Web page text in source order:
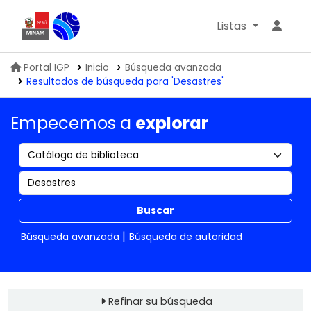
Biblioteca IGP
Listas
Portal IGP Inicio
Búsqueda avanzada
Resultados de búsqueda para 'Desastres'
Empecemos a explorar
Buscar
Búsqueda avanzada
Búsqueda de autoridad
Refinar su búsqueda